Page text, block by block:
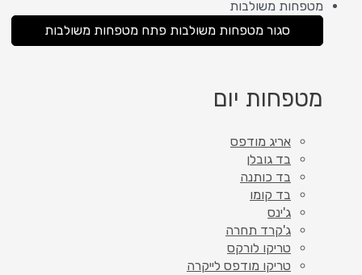
מטפחות משולבות
סגור מטפחות משולבות פתח מטפחות משולבות
מטפחות יום
אריג מודפס
בד גובלן
בד כותנה
בד קומו
ג'ינס
ג'קרד תחרה
טריקו לורקס
טריקו מודפס לייקרה